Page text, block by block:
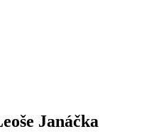
Janáčka